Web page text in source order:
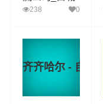
到自贡货运_
238 0
齐齐哈尔 - 自贡